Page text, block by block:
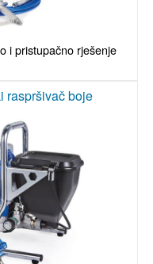
i pristupačno rješenje
raspršivač boje